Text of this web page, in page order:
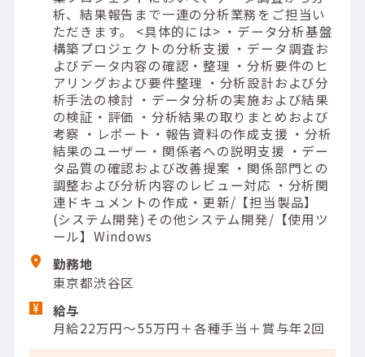
析、結果報告まで一連の分析業務をご担当い
ただきます。 <具体的には> ・データ分析基盤
構築プロジェクトの分析支援 ・データ調査お
よびデータ内容の確認・整理 ・分析要件のヒ
アリングおよび要件整理 ・分析設計および分
析手法の検討 ・データ分析の実施および結果
の検証・評価 ・分析結果の取りまとめおよび
考察 ・レポート・報告資料の作成支援 ・分析
結果のユーザー・関係者への説明支援 ・デー
タ品質の確認および改善提案 ・関係部門との
調整および分析内容のレビュー対応 ・分析関
連ドキュメントの作成・更新/【担当製品】
(システム開発)その他システム開発/【使用ツ
ール】Windows
勤務地
東京都渋谷区
給与
月給22万円～55万円＋各種手当＋賞与年2回